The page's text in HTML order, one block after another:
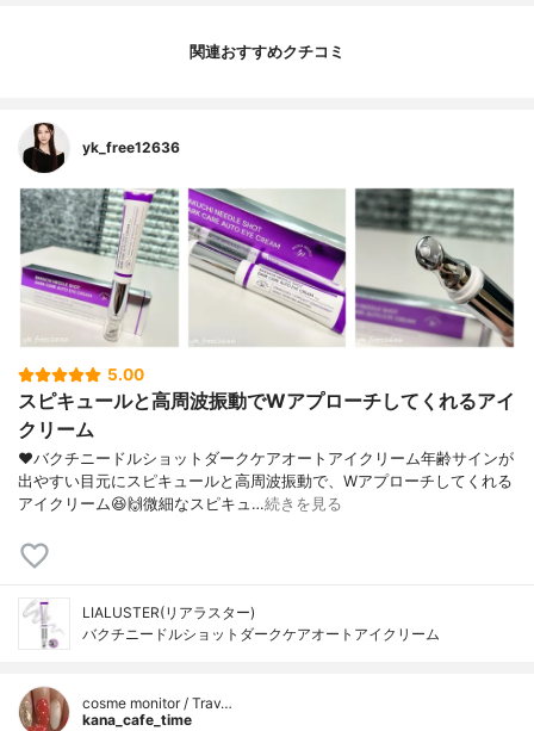
関連おすすめクチコミ
yk_free12636
5.00
スピキュールと高周波振動でWアプローチしてくれるアイ
クリーム
❤︎バクチニードルショットダークケアオートアイクリーム年齢サインが
出やすい目元にスピキュールと高周波振動で、Wアプローチしてくれる
アイクリーム😆🙌微細なスピキュ…続きを見る
LIALUSTER(リアラスター)
バクチニードルショットダークケアオートアイクリーム
cosme monitor / Trav…
kana_cafe_time